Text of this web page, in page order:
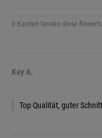
0 Kunden fanden diese
Kay A.
Top Qualität, guter